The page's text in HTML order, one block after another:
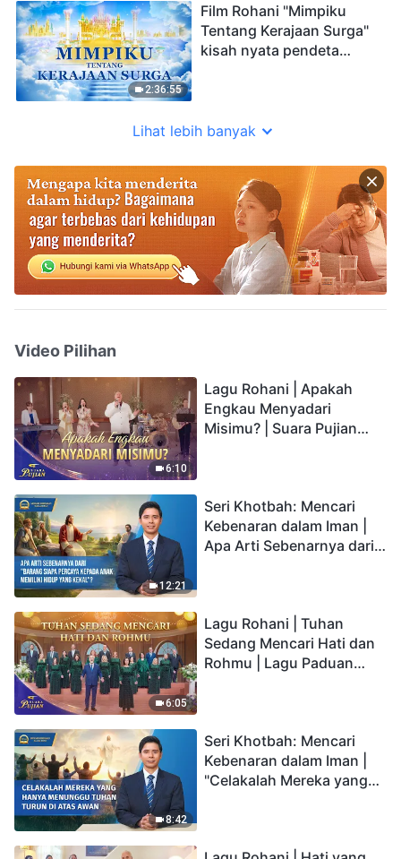
2:36:55
Film Rohani "Mimpiku
Tentang Kerajaan Surga"
kisah nyata pendeta
Lihat lebih banyak
Video Pilihan
6:10
Lagu Rohani | Apakah
Engkau Menyadari
Misimu? | Suara Pujian
12:21
Seri Khotbah: Mencari
Kebenaran dalam Iman |
Apa Arti Sebenarnya dari
6:05
Lagu Rohani | Tuhan
Sedang Mencari Hati dan
Rohmu | Lagu Paduan
8:42
Seri Khotbah: Mencari
Kebenaran dalam Iman |
"Celakalah Mereka yang